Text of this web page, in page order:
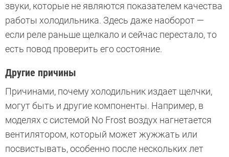
звуки, которые не являются показателем качества
работы холодильника. Здесь даже наоборот —
если реле раньше щелкало и сейчас перестало, то
есть повод проверить его состояние.
Другие причины
Причинами, почему холодильник издает щелчки,
могут быть и другие компоненты. Например, в
моделях с системой No Frost воздух нагнетается
вентилятором, который может жужжать или
посвистывать, особенно после нескольких лет